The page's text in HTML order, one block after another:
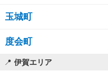
玉城町
度会町
伊賀エリア